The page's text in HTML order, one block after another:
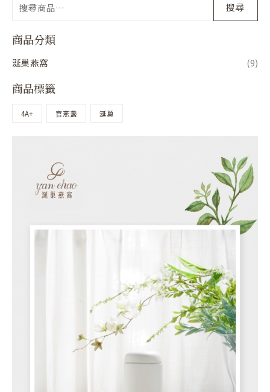
搜尋
商品分類
涎巢燕窩 (9)
商品標籤
4A+ 官燕盞 涎巢